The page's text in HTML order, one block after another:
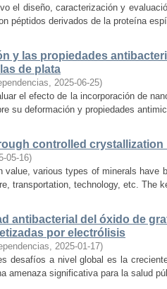
el diseño, caracterización y
péptidos derivados de la proteína
y las propiedades
de plata
, 2025-06-25)
el efecto de la incorporación de
su deformación y propiedades
controlled
05-16)
various types of minerals have
transportation, technology, etc. The
antibacterial del óxido de
por electrólisis
, 2025-01-17)
desafíos a nivel global es la
amenaza significativa para la salud